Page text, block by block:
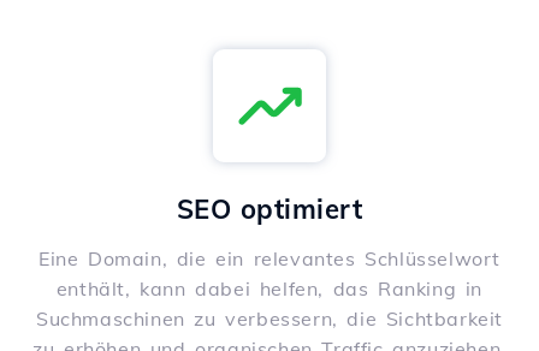
SEO optimiert
Eine Domain, die ein relevantes Schlüsselwort
enthält, kann dabei helfen, das Ranking in
Suchmaschinen zu verbessern, die Sichtbarkeit